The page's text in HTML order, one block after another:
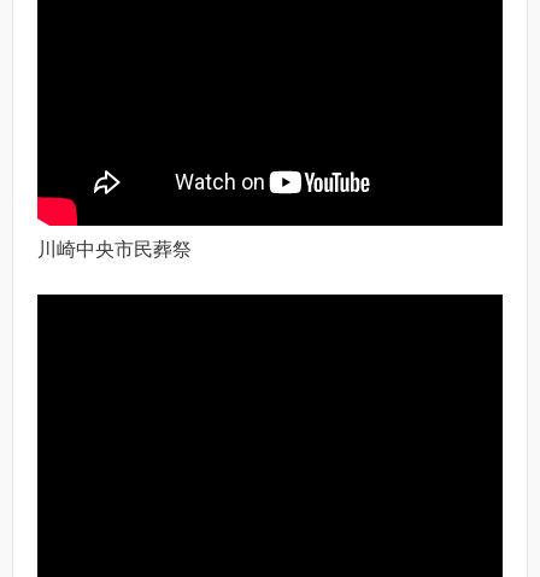
川崎中央市民葬祭